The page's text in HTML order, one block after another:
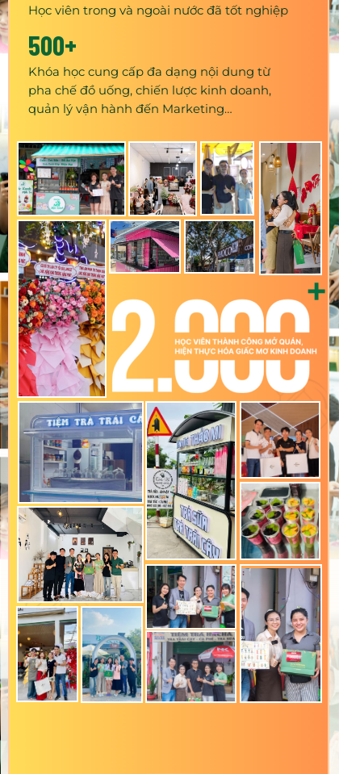
Học viên trong và ngoài nước đã tốt nghiệp
500+
Khóa học cung cấp đa dạng nội dung từ
pha chế đồ uống, chiến lược kinh doanh,
quản lý vận hành đến Marketing…